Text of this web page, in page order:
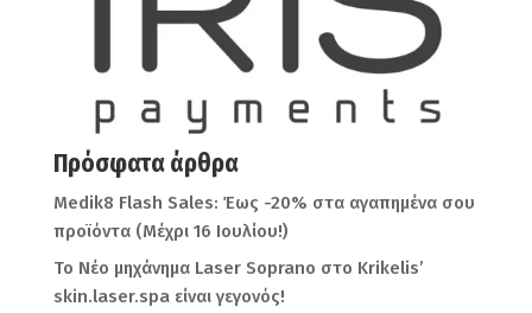
Πρόσφατα άρθρα
Medik8 Flash Sales: Έως -20% στα αγαπημένα σου
προϊόντα (Μέχρι 16 Ιουλίου!)
Το Νέο μηχάνημα Laser Soprano στο Krikelis’
skin.laser.spa είναι γεγονός!